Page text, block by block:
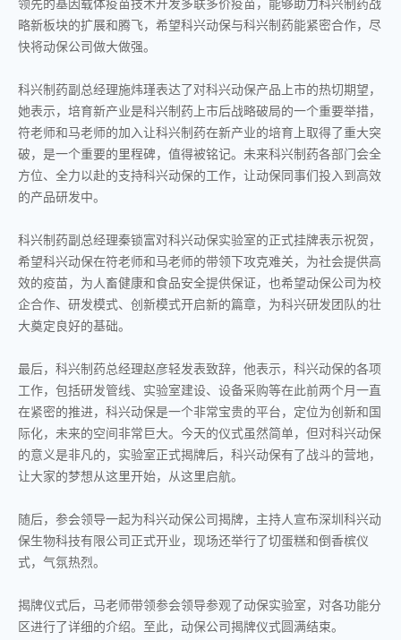
略新板块的扩展和腾飞，希望科兴动保与科兴制药能紧密合作，尽
快将动保公司做大做强。
科兴制药副总经理施炜瑾表达了对科兴动保产品上市的热切期望，
她表示，培育新产业是科兴制药上市后战略破局的一个重要举措，
符老师和马老师的加入让科兴制药在新产业的培育上取得了重大突
破，是一个重要的里程碑，值得被铭记。未来科兴制药各部门会全
方位、全力以赴的支持科兴动保的工作，让动保同事们投入到高效
的产品研发中。
科兴制药副总经理秦锁富对科兴动保实验室的正式挂牌表示祝贺，
希望科兴动保在符老师和马老师的带领下攻克难关，为社会提供高
效的疫苗，为人畜健康和食品安全提供保证，也希望动保公司为校
企合作、研发模式、创新模式开启新的篇章，为科兴研发团队的壮
大奠定良好的基础。
最后，科兴制药总经理赵彦轻发表致辞，他表示，科兴动保的各项
工作，包括研发管线、实验室建设、设备采购等在此前两个月一直
在紧密的推进，科兴动保是一个非常宝贵的平台，定位为创新和国
际化，未来的空间非常巨大。今天的仪式虽然简单，但对科兴动保
的意义是非凡的，实验室正式揭牌后，科兴动保有了战斗的营地，
让大家的梦想从这里开始，从这里启航。
随后，参会领导一起为科兴动保公司揭牌，主持人宣布深圳科兴动
保生物科技有限公司正式开业，现场还举行了切蛋糕和倒香槟仪
式，气氛热烈。
揭牌仪式后，马老师带领参会领导参观了动保实验室，对各功能分
区进行了详细的介绍。至此，动保公司揭牌仪式圆满结束。